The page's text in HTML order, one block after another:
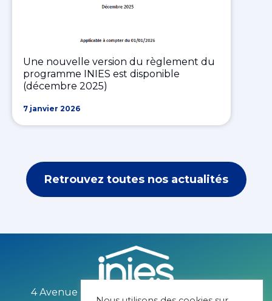
Une nouvelle version du règlement du
programme INIES est disponible
(décembre 2025)
7 janvier 2026
Retrouvez toutes nos actualités
4 Avenue du recteur Poincaré 75016 PARIS